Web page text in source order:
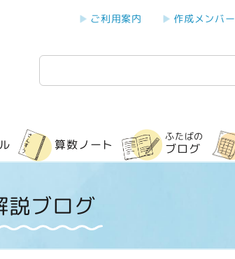
ご利用案内 作成メンバー
検
索
算数ノート
ふたばの
ブログ
説ブログ